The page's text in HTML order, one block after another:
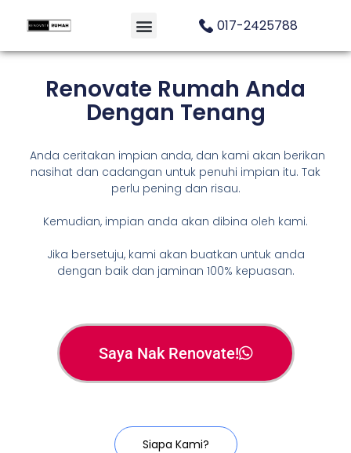
017-2425788
Renovate Rumah Anda
Dengan Tenang
Anda ceritakan impian anda, dan kami akan berikan
nasihat dan cadangan untuk penuhi impian itu. Tak
perlu pening dan risau.
Kemudian, impian anda akan dibina oleh kami.
Jika bersetuju, kami akan buatkan untuk anda
dengan baik dan jaminan 100% kepuasan.
Saya Nak Renovate!
Siapa Kami?